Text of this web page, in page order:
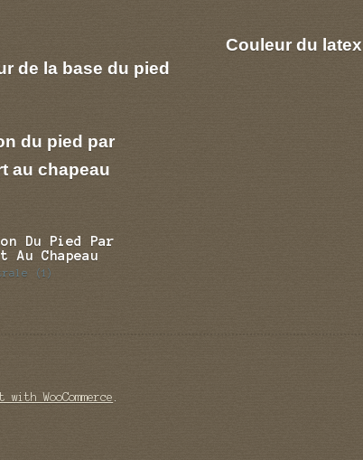
de la base du pied
du pied par
au chapeau
Du Pied Par
Au Chapeau
(1)
Couleur du latex
WooCommerce